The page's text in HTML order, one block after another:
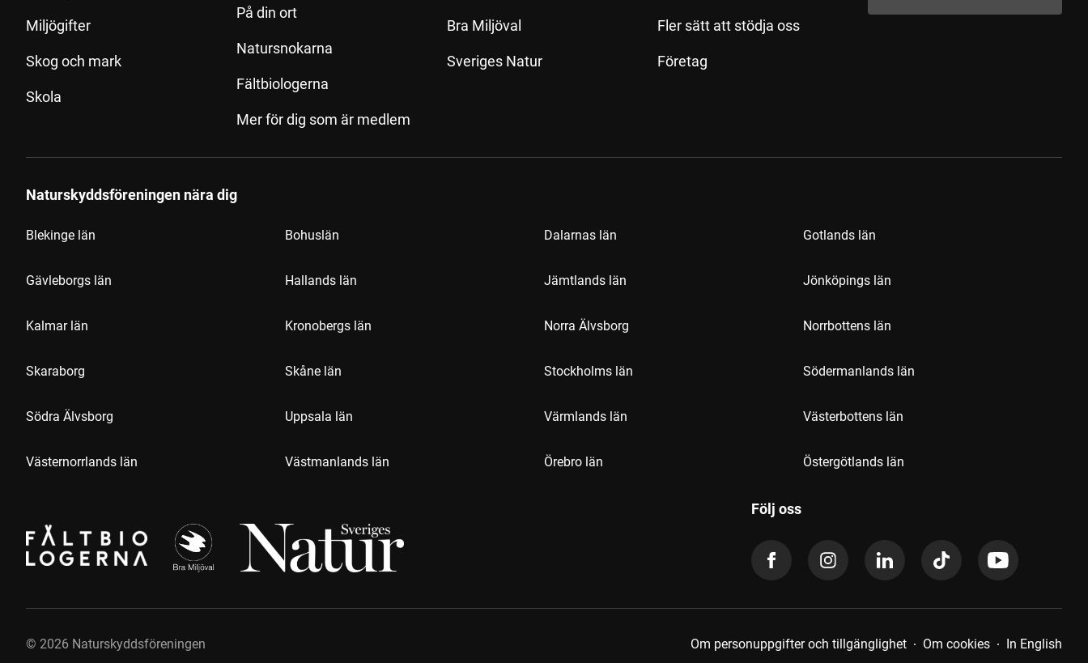
Miljögifter
Skog och mark
Skola
På din ort
Natursnokarna
Fältbiologerna
Mer för dig som är medlem
Bra Miljöval
Sveriges Natur
Fler sätt att stödja oss
Företag
Naturskyddsföreningen nära dig
Blekinge län Bohuslän Dalarnas län Gotlands län
Gävleborgs län Hallands län Jämtlands län Jönköpings län
Kalmar län Kronobergs län Norra Älvsborg Norrbottens län
Skaraborg Skåne län Stockholms län Södermanlands län
Södra Älvsborg Uppsala län Värmlands län Västerbottens län
Västernorrlands län Västmanlands län Örebro län Östergötlands län
Följ oss
© 2026 Naturskyddsföreningen Om personuppgifter och tillgänglighet Om cookies In English